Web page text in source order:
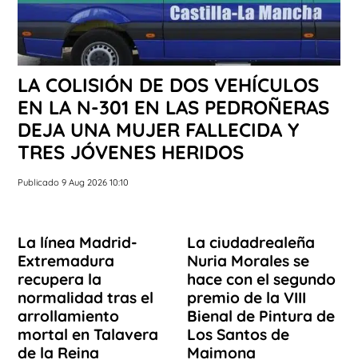
LA COLISIÓN DE DOS VEHÍCULOS
EN LA N-301 EN LAS PEDROÑERAS
DEJA UNA MUJER FALLECIDA Y
TRES JÓVENES HERIDOS
Publicado 9 Aug 2026 10:10
La línea Madrid-
Extremadura
recupera la
normalidad tras el
arrollamiento
mortal en Talavera
de la Reina
La ciudadrealeña
Nuria Morales se
hace con el segundo
premio de la VIII
Bienal de Pintura de
Los Santos de
Maimona